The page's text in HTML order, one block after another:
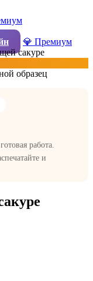
💎 Премиум
сакуре
работа.
и